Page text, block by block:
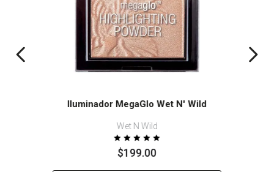
Iluminador MegaGlo Wet N' Wild
Wet N Wild
$199.00